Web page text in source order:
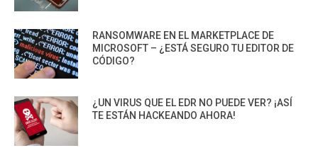
RANSOMWARE EN EL MARKETPLACE DE
MICROSOFT – ¿ESTÁ SEGURO TU EDITOR DE
CÓDIGO?
¿UN VIRUS QUE EL EDR NO PUEDE VER? ¡ASÍ
TE ESTÁN HACKEANDO AHORA!